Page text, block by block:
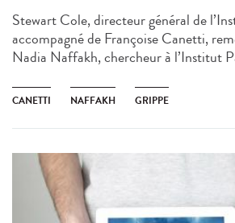
Stewart Cole, directeur général de
accompagné de Françoise Canetti,
Nadia Naffakh, chercheur à l’Institut
CANETTI NAFFAKH GRIPPE